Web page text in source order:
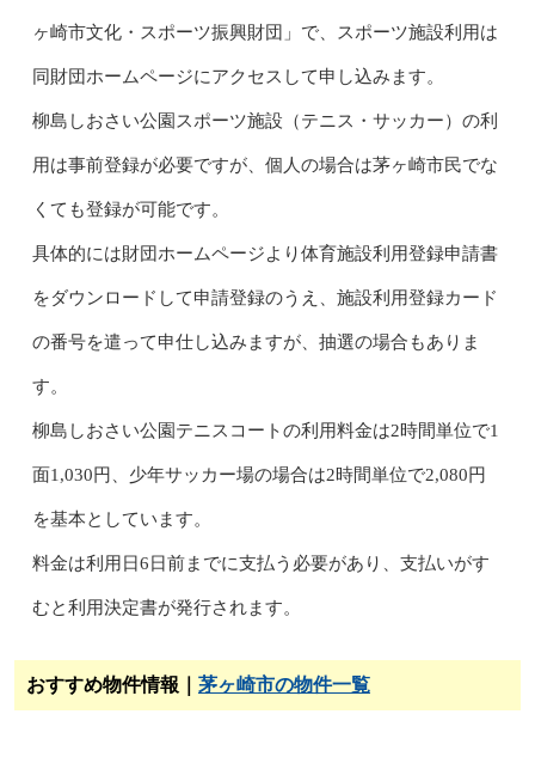
ヶ崎市文化・スポーツ振興財団」で、スポーツ施設利用は
同財団ホームページにアクセスして申し込みます。
柳島しおさい公園スポーツ施設（テニス・サッカー）の利
用は事前登録が必要ですが、個人の場合は茅ヶ崎市民でな
くても登録が可能です。
具体的には財団ホームページより体育施設利用登録申請書
をダウンロードして申請登録のうえ、施設利用登録カード
の番号を遣って申仕し込みますが、抽選の場合もありま
す。
柳島しおさい公園テニスコートの利用料金は2時間単位で1
面1,030円、少年サッカー場の場合は2時間単位で2,080円
を基本としています。
料金は利用日6日前までに支払う必要があり、支払いがす
むと利用決定書が発行されます。
おすすめ物件情報｜ 茅ヶ崎市の物件一覧